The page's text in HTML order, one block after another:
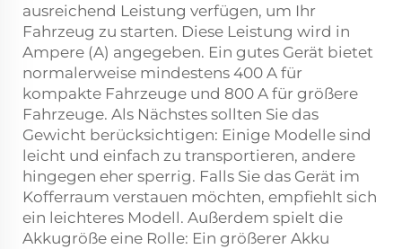
ausreichend Leistung verfügen, um Ihr
Fahrzeug zu starten. Diese Leistung wird in
Ampere (A) angegeben. Ein gutes Gerät bietet
normalerweise mindestens 400 A für
kompakte Fahrzeuge und 800 A für größere
Fahrzeuge. Als Nächstes sollten Sie das
Gewicht berücksichtigen: Einige Modelle sind
leicht und einfach zu transportieren, andere
hingegen eher sperrig. Falls Sie das Gerät im
Kofferraum verstauen möchten, empfiehlt sich
ein leichteres Modell. Außerdem spielt die
Akkugröße eine Rolle: Ein größerer Akku